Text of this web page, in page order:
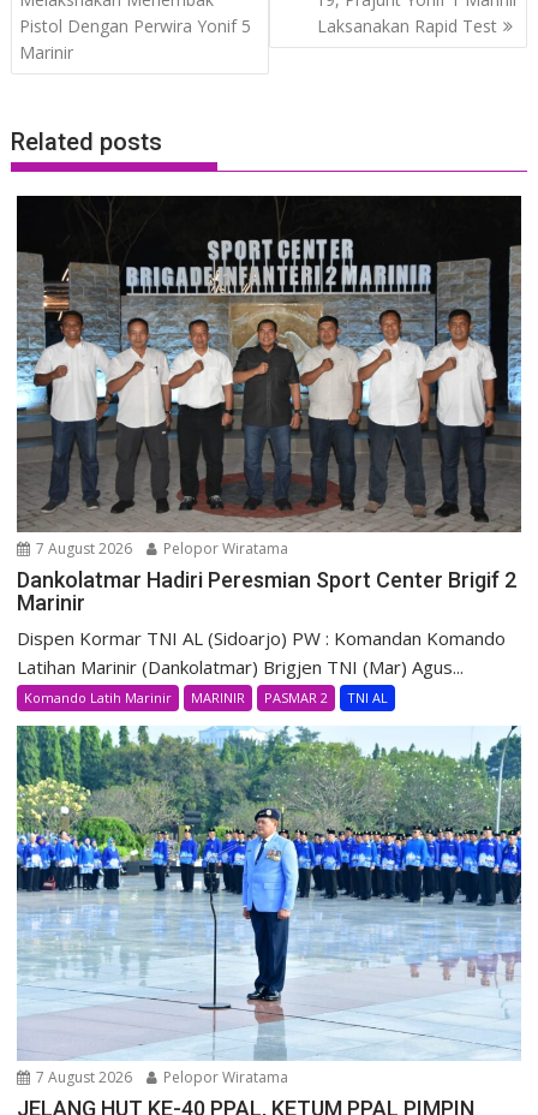
Pistol Dengan Perwira Yonif 5
Marinir
Laksanakan Rapid Test
Related posts
7 August 2026 Pelopor Wiratama
Dankolatmar Hadiri Peresmian Sport Center Brigif 2
Marinir
Dispen Kormar TNI AL (Sidoarjo) PW : Komandan Komando
Latihan Marinir (Dankolatmar) Brigjen TNI (Mar) Agus...
Komando Latih Marinir MARINIR PASMAR 2 TNI AL
7 August 2026 Pelopor Wiratama
JELANG HUT KE-40 PPAL, KETUM PPAL PIMPIN